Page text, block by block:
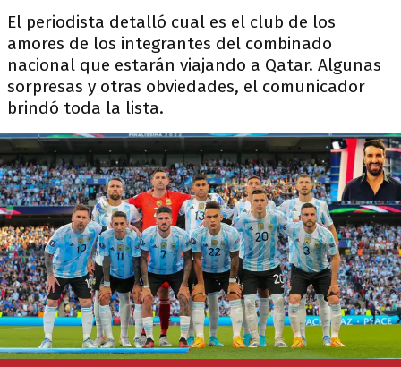
El periodista detalló cual es el club de los
amores de los integrantes del combinado
nacional que estarán viajando a Qatar. Algunas
sorpresas y otras obviedades, el comunicador
brindó toda la lista.